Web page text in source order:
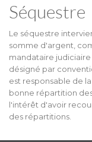
Séquestre
Le séquestre
somme d'argent,
mandataire
désigné par
est responsable de
bonne répartition
l'intérêt d'avoir
des répartitions.